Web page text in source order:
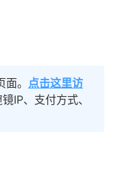
。 点击这里访
IP、支付方式、